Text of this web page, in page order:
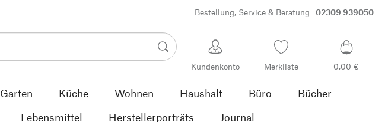
Bestellung, Service & Beratung 02309 939050
Kundenkonto Merkliste 0,00 €
Garten Küche Wohnen Haushalt Büro
Bücher
Lebensmittel Herstellerporträts Journal